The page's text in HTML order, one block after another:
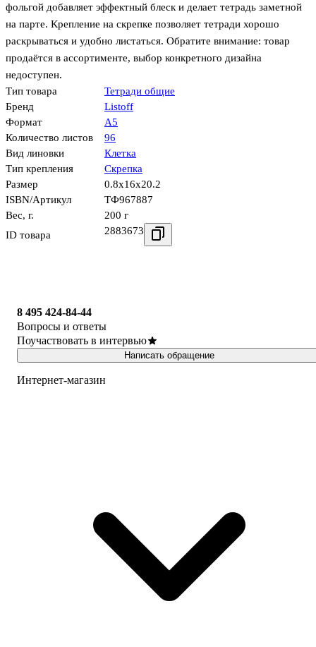
фольгой добавляет эффектный блеск и делает тетрадь заметной
на парте. Крепление на скрепке позволяет тетради хорошо
раскрываться и удобно листаться. Обратите внимание: товар
продаётся в ассортименте, выбор конкретного дизайна
недоступен.
Тип товара
Тетради общие
Бренд
Listoff
Формат
А5
Количество листов
96
Вид линовки
Клетка
Тип крепления
Скрепка
Размер
0.8x16x20.2
ISBN/Артикул
ТФ967887
Вес, г.
200 г
ID товара
2883673
8 495 424-84-44
Вопросы и ответы
Поучаствовать в интервью
Написать обращение
Интернет-магазин